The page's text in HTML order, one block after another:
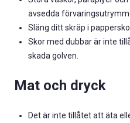
avsedda
Släng ditt skräp i
Skor med dubbar är inte
skada golven.
Mat och dryck
Det är inte tillåtet att äta